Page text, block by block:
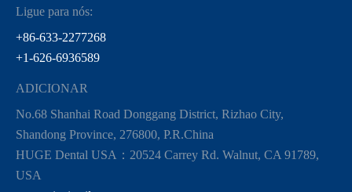
Ligue para nós:
+86-633-2277268
+1-626-6936589
ADICIONAR
No.68 Shanhai Road Donggang District, Rizhao City,
Shandong Province, 276800, P.R.China
HUGE Dental USA：20524 Carrey Rd. Walnut, CA 91789,
USA